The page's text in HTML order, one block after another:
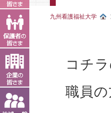
九州看護福祉大学
コチ
職員